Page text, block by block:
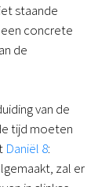
staande
een concrete
de
van de
tijd moeten
Daniël 8:
zal er